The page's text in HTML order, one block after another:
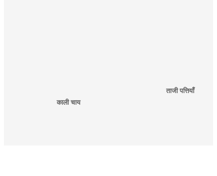
काली चाय
ताजी पत्तियाँ